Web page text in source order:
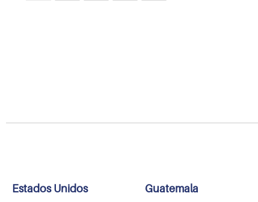
Estados Unidos Guatemala